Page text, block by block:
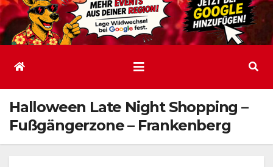
Halloween Late Night Shopping –
Fußgängerzone – Frankenberg